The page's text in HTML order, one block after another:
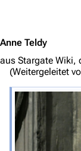
Anne Teldy
aus Stargate Wiki,
(Weitergeleitet